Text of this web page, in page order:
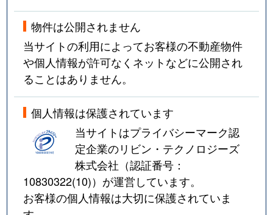
物件は公開されません
当サイトの利用によってお客様の不動産物件
や個人情報が許可なくネットなどに公開され
ることはありません。
個人情報は保護されています
当サイトはプライバシーマーク認
定企業のリビン・テクノロジーズ
株式会社（認証番号：
10830322(10)）が運営しています。
お客様の個人情報は大切に保護されていま